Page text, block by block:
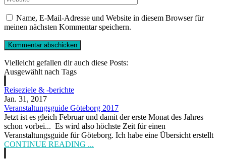
Name, E-Mail-Adresse und Website in diesem Browser für
meinen nächsten Kommentar speichern.
Vielleicht gefallen dir auch diese Posts:
Ausgewählt nach Tags
Reiseziele & -berichte
Jan. 31, 2017
Veranstaltungsguide Göteborg 2017
Jetzt ist es gleich Februar und damit der erste Monat des Jahres
schon vorbei... Es wird also höchste Zeit für einen
Veranstaltungsguide für Göteborg. Ich habe eine Übersicht erstellt
CONTINUE READING ...